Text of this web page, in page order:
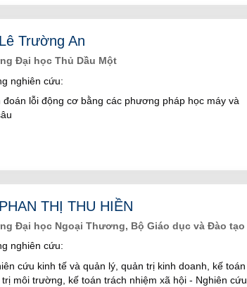
Trường An
Đại học Thủ Dầu Một
nghiên cứu:
đoán lỗi động cơ bằng các phương pháp học máy và
THỊ THU HIỀN
Đại học Ngoại Thương, Bộ Giáo dục và Đào tạo
nghiên cứu:
cứu kinh tế và quản lý, quản trị kinh doanh, kế toán
môi trường, kế toán trách nhiệm xã hội - Nghiên cứu